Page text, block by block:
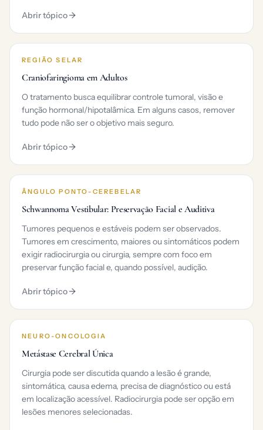
Abrir tópico
REGIÃO SELAR
Craniofaringioma em Adultos
O tratamento busca equilibrar controle tumoral, visão e
função hormonal/hipotalâmica. Em alguns casos, remover
tudo pode não ser o objetivo mais seguro.
Abrir tópico
ÂNGULO PONTO-CEREBELAR
Schwannoma Vestibular: Preservação Facial e Auditiva
Tumores pequenos e estáveis podem ser observados.
Tumores em crescimento, maiores ou sintomáticos podem
exigir radiocirurgia ou cirurgia, sempre com foco em
preservar função facial e, quando possível, audição.
Abrir tópico
NEURO-ONCOLOGIA
Metástase Cerebral Única
Cirurgia pode ser discutida quando a lesão é grande,
sintomática, causa edema, precisa de diagnóstico ou está
em localização acessível. Radiocirurgia pode ser opção em
lesões menores selecionadas.